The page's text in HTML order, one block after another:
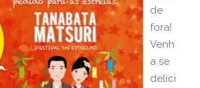
de
fora!
Venh
a se
delici